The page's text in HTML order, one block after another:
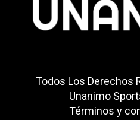
Todos Los Derechos
Unanimo
Términos y